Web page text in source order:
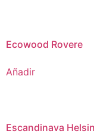
Ecowood Rovere
Añadir
Escandinava